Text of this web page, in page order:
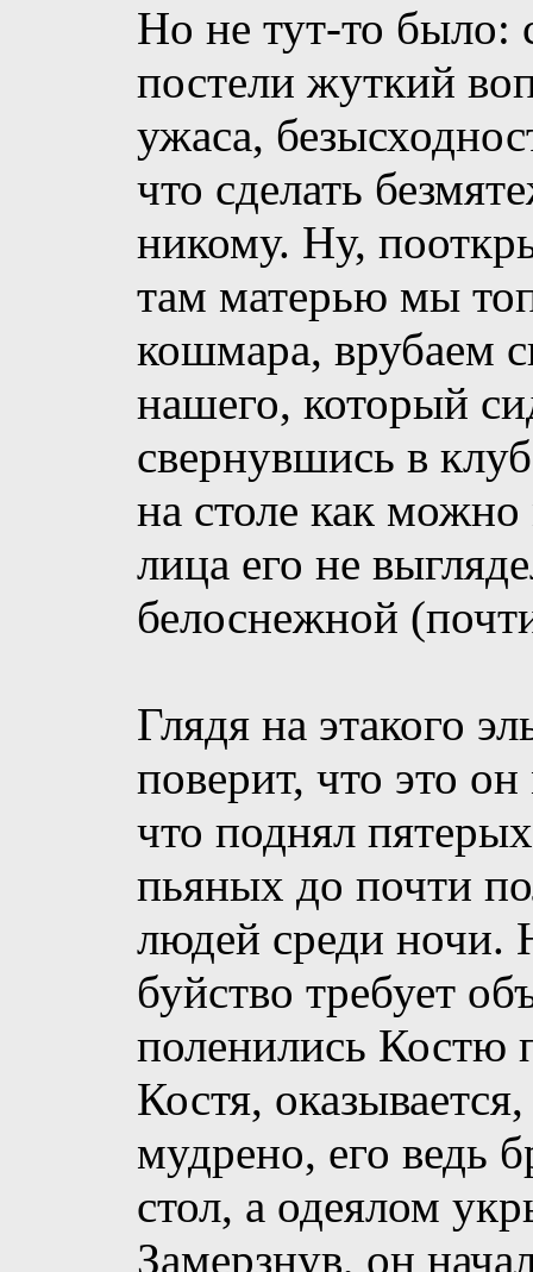
Но не тут-то было:
постели жуткий
ужаса,
что сделать
никому. Ну,
там матерью мы
кошмара, врубаем
нашего, который
свернувшись в
на столе как
лица его не
белоснежной
Глядя на этакого
поверит, что это
что поднял
пьяных до почти
людей среди ночи.
буйство требует
поленились Костю
Костя,
мудрено, его ведь
стол, а одеялом
Замерзнув, он